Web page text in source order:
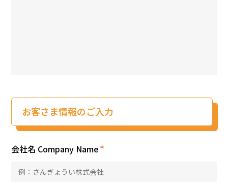
お客さま情報のご入力
会社名 Company Name＊